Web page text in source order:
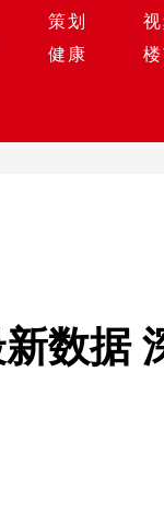
策划
健康
数据